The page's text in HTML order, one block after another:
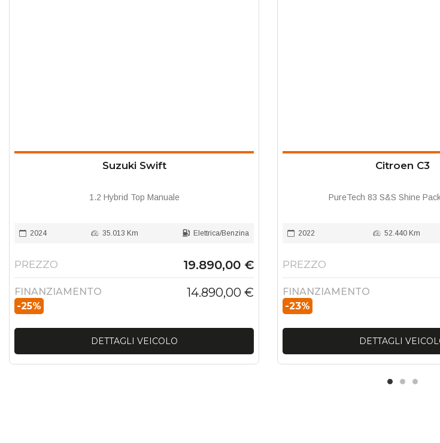
Suzuki Swift
1.2 Hybrid Top Manuale
2024 35.013 Km Elettrica/Benzina
PREZZO 19.890,00 €
FINANZIAMENTO
-25%
14.890,00 €
DETTAGLI VEICOLO
Citroen C3
PureTech 83 S&S Shine
2022 52.440 Km
PREZZO
FINANZIAMENTO
-23%
DETTAGLI